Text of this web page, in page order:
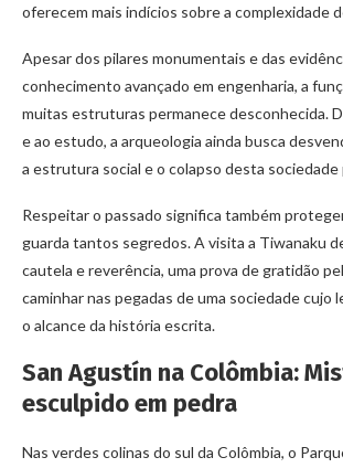
oferecem mais indícios sobre a complexidade
Apesar dos pilares monumentais e das
conhecimento avançado em engenharia, a
muitas estruturas permanece desconhecida.
e ao estudo, a arqueologia ainda busca
a estrutura social e o colapso desta sociedade
Respeitar o passado significa também
guarda tantos segredos. A visita a Tiwanaku
cautela e reverência, uma prova de gratidão
caminhar nas pegadas de uma sociedade cujo
o alcance da história escrita.
San Agustín na Colômbia:
esculpido em pedra
Nas verdes colinas do sul da Colômbia, o